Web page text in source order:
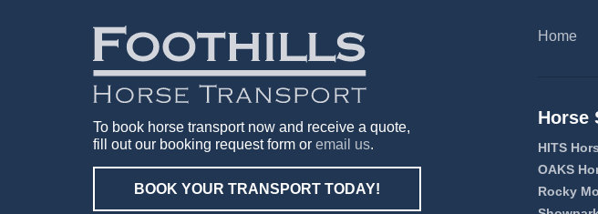
To book horse transport now and receive a quote,
fill out our booking request form or email us.
BOOK YOUR TRANSPORT TODAY!
Home
Horse
HITS
OAKS
Rocky